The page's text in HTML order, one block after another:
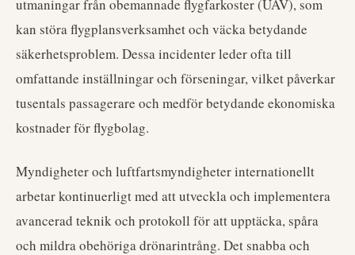
utmaningar från obemannade flygfarkoster (UAV), som
kan störa flygplansverksamhet och väcka betydande
säkerhetsproblem. Dessa incidenter leder ofta till
omfattande inställningar och förseningar, vilket påverkar
tusentals passagerare och medför betydande ekonomiska
kostnader för flygbolag.
Myndigheter och luftfartsmyndigheter internationellt
arbetar kontinuerligt med att utveckla och implementera
avancerad teknik och protokoll för att upptäcka, spåra
och mildra obehöriga drönarintrång. Det snabba och